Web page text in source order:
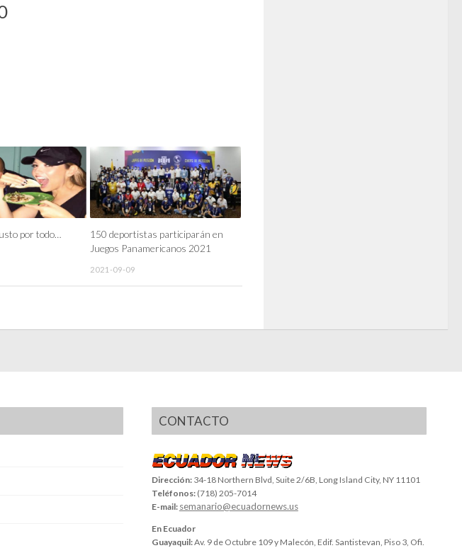
por todo…
150 deportistas participarán en
Juegos Panamericanos 2021
2021-09-09
CONTACTO
Dirección: 34-18 Northern Blvd, Suite 2/6B, Long Island City, NY 11101
Teléfonos: (718) 205-7014
E-mail: semanario@ecuadornews.us
En Ecuador
Guayaquil:Av. 9 de Octubre 109 y Malecón, Edif. Santistevan, Piso 3, Ofi.